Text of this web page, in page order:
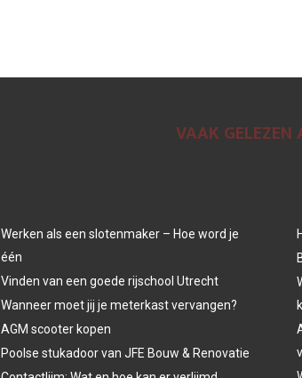
VAAK GELEZEN
Werken als een slotenmaker – Hoe word je
één
Vinden van een goede rijschool Utrecht
Wanneer moet jij je meterkast vervangen?
AGM scooter kopen
Poolse stukadoor van JFE Bouw & Renovatie